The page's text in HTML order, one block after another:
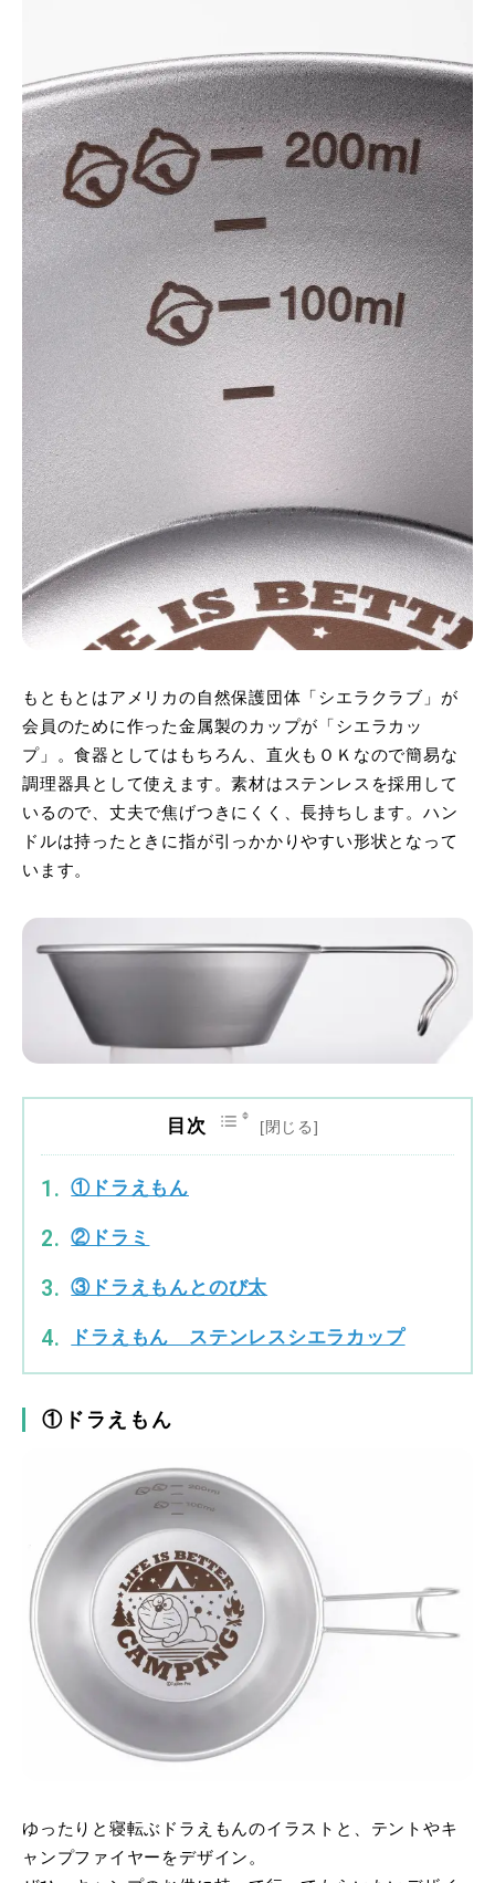
もともとはアメリカの自然保護団体「シエラクラブ」が
会員のために作った金属製のカップが「シエラカッ
プ」。食器としてはもちろん、直火もＯＫなので簡易な
調理器具として使えます。素材はステンレスを採用して
いるので、丈夫で焦げつきにくく、長持ちします。ハン
ドルは持ったときに指が引っかかりやすい形状となって
います。
目次
①ドラえもん
②ドラミ
③ドラえもんとのび太
ドラえもん ステンレスシエラカップ
①ドラえもん
ゆったりと寝転ぶドラえもんのイラストと、テントやキ
ャンプファイヤーをデザイン。